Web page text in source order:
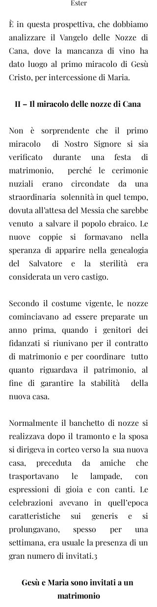
Ester
È in questa prospettiva, che dobbiamo
analizzare il Vangelo delle Nozze di
Cana, dove la mancanza di vino ha
dato luogo al primo miracolo di Gesù
Cristo, per intercessione di Maria.
II – Il miracolo delle nozze di Cana
Non è sorprendente che il primo
miracolo  di Nostro Signore si sia
verificato durante una festa di
matrimonio,  perché le cerimonie
nuziali erano circondate da una
straordinaria  solennità in quel tempo,
dovuta all’attesa del Messia che sarebbe
venuto  a salvare il popolo ebraico. Le
nuove coppie si formavano nella
speranza di apparire nella genealogia
del Salvatore e la sterilità era
considerata un vero castigo.
Secondo il costume vigente, le nozze
cominciavano ad essere preparate un
anno prima, quando i genitori dei
fidanzati si riunivano per il contratto
di matrimonio e per coordinare  tutto
quanto riguardava il patrimonio, al
fine di garantire la stabilità  della
nuova casa.
Normalmente il banchetto di nozze si
realizzava dopo il tramonto e la sposa
si dirigeva in corteo verso la  sua nuova
casa, preceduta da amiche che
trasportavano le lampade, con
espressioni di gioia e con canti. Le
celebrazioni avevano in quell’epoca
caratteristiche sui generis e si
prolungavano, spesso per una
settimana, era usuale la presenza di un
gran numero di invitati.3
Gesù e Maria sono invitati a un
matrimonio